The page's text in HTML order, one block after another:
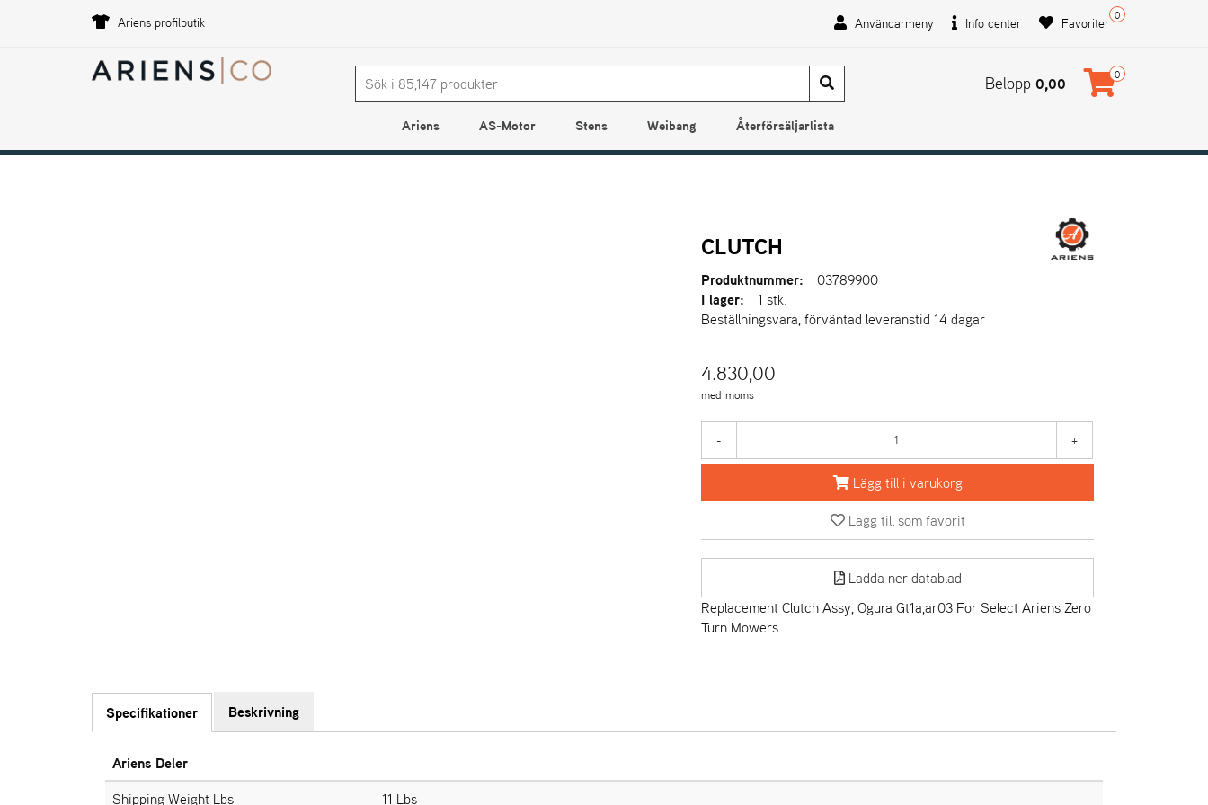
Ariens profilbutik Användarmeny Info center 0
Favoriter
Belopp 0,00 0
Ariens AS-Motor Stens Weibang Återförsäljarlista
CLUTCH
Produktnummer:
03789900
I lager:
1 stk.
Beställningsvara, förväntad leveranstid 14 dagar
4.830,00
med moms
- +
Lägg till i varukorg
Lägg till som favorit
Ladda ner datablad
Replacement Clutch Assy, Ogura Gt1a,ar03 For Select Ariens Zero
Turn Mowers
Specifikationer Beskrivning
Ariens Deler
Shipping Weight Lbs
11 Lbs